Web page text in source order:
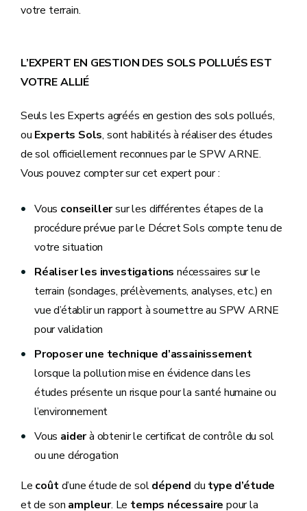
votre terrain.
L’EXPERT EN GESTION DES SOLS POLLUÉS EST
VOTRE ALLIÉ
Seuls les Experts agréés en gestion des sols pollués,
ou Experts Sols, sont habilités à réaliser des études
de sol officiellement reconnues par le SPW ARNE.
Vous pouvez compter sur cet expert pour :
Vous conseillersur les différentes étapes de la
procédure prévue par le Décret Sols compte tenu de
votre situation
Réaliser les investigations nécessaires sur le
terrain (sondages, prélèvements, analyses, etc.) en
vue d’établir un rapport à soumettre au SPW ARNE
pour validation
Proposer une technique d’assainissement
lorsque la pollution mise en évidence dans les
études présente un risque pour la santé humaine ou
l’environnement
Vous aiderà obtenir le certificat de contrôle du sol
ou une dérogation
Le coûtd’une étude de soldépend du type d’étude
et de son ampleur. Le temps nécessaire pour la